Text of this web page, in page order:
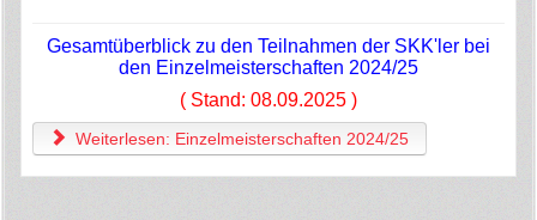
Gesamtüberblick zu den Teilnahmen der SKK'ler bei
den Einzelmeisterschaften 2024/25
( Stand: 08.09.2025 )
Weiterlesen: Einzelmeisterschaften 2024/25